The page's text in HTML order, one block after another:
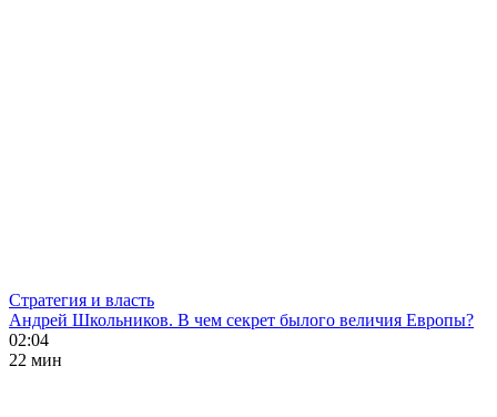
Стратегия и власть
Андрей Школьников. В чем секрет былого величия Европы?
02:04
22 мин